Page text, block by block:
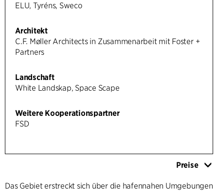
ELU, Tyréns, Sweco
Architekt
C.F. Møller Architects in Zusammenarbeit mit Foster +
Partners
Landschaft
White Landskap, Space Scape
Weitere Kooperationspartner
FSD
Preise
Das Gebiet erstreckt sich über die hafennahen Umgebungen